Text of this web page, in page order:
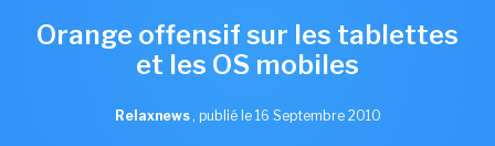
Orange offensif sur les tablettes
et les OS mobiles
Relaxnews , publié le 16 Septembre 2010